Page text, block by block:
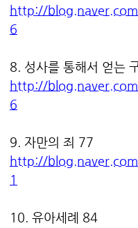
http://
6
8. 성사를 통해서 얻는
http://
6
9. 자만의 죄 77
http://
1
10. 유아세례 84